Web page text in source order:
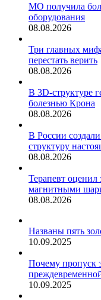
МО получила
оборудования
08.08.2026
Три главных
перестать верить
08.08.2026
В 3D-структуре
болезнью Крона
08.08.2026
В России
структуру
08.08.2026
Терапевт оценил
магнитными
08.08.2026
Названы пять
10.09.2025
Почему пропуск
10.09.2025